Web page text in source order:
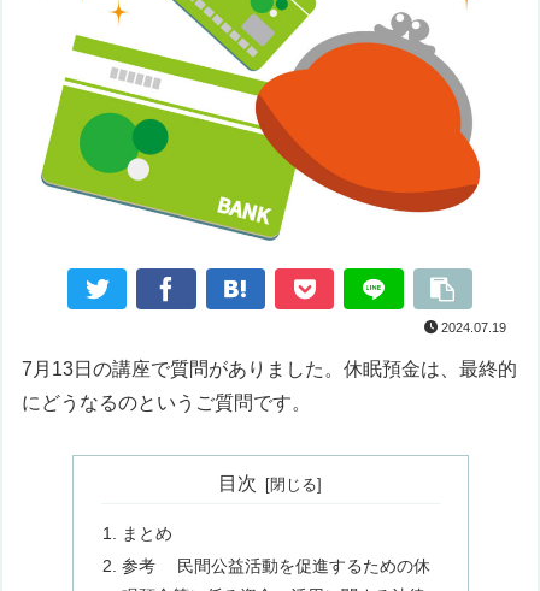
2024.07.19
7月13日の講座で質問がありました。休眠預金は、最終的
にどうなるのというご質問です。
目次
まとめ
参考 民間公益活動を促進するための休